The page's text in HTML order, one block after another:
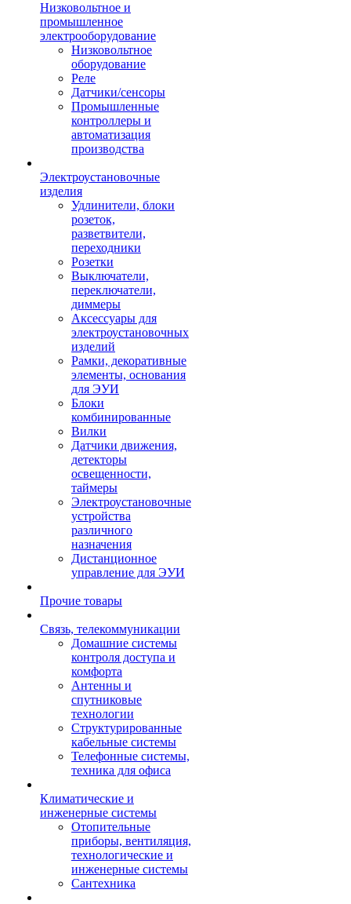
Низковольтное и
промышленное
электрооборудование
Низковольтное
оборудование
Реле
Датчики/сенсоры
Промышленные
контроллеры и
автоматизация
производства
Электроустановочные
изделия
Удлинители, блоки
розеток,
разветвители,
переходники
Розетки
Выключатели,
переключатели,
диммеры
Аксессуары для
электроустановочных
изделий
Рамки, декоративные
элементы, основания
для ЭУИ
Блоки
комбинированные
Вилки
Датчики движения,
детекторы
освещенности,
таймеры
Электроустановочные
устройства
различного
назначения
Дистанционное
управление для ЭУИ
Прочие товары
Связь, телекоммуникации
Домашние системы
контроля доступа и
комфорта
Антенны и
спутниковые
технологии
Структурированные
кабельные системы
Телефонные системы,
техника для офиса
Климатические и
инженерные системы
Отопительные
приборы, вентиляция,
технологические и
инженерные системы
Сантехника